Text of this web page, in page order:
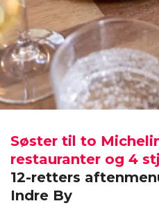
Søster til to
restauranter og 4
12-retters
Indre By